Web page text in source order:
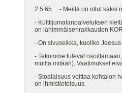
2.5.65 - Meillä on ollut kaksi
- Kulttijumalanpalveluksen
on lähimmäisenrakkauden
- On sivuseikka, kuoliko
- Tekomme tulevat
muilta mitään). Vaatimukset
- Stoalaisuus voittaa kohtalon
on ihmistietoisuus.